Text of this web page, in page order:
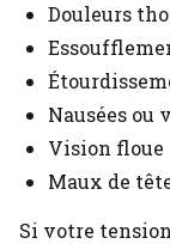
Douleurs
Nausées ou
Vision floue
Maux de
Si votre